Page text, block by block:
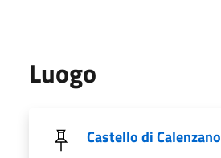
Luogo
Castello di Calenzano